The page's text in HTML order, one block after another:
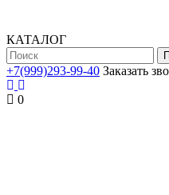
КАТАЛОГ
+7(999)293-99-40 Заказать
0